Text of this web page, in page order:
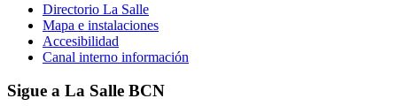
Directorio La Salle
Mapa e instalaciones
Accesibilidad
Canal interno información
Sigue a La Salle BCN